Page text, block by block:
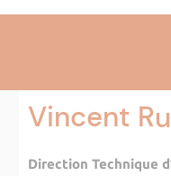
Vincent
Direction Technique